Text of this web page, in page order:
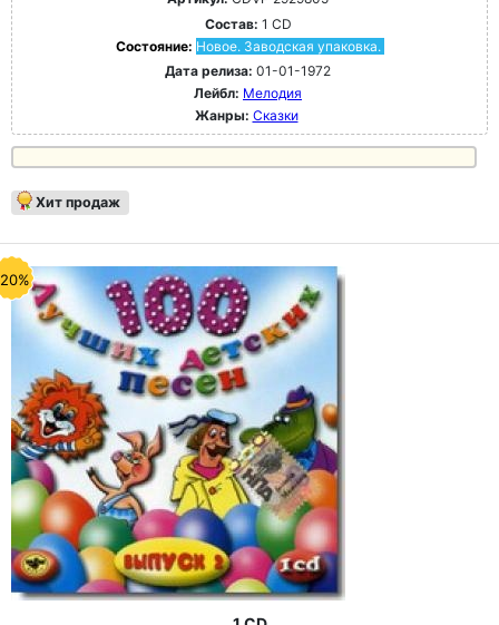
Состав: 1 CD
Состояние: Новое. Заводская упаковка.
Дата релиза: 01-01-1972
Лейбл: Мелодия
Жанры: Сказки
Хит продаж